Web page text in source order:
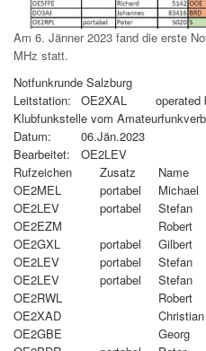
Am 6. Jänner 2023 fand die erste
MHz statt.
Notfunkrunde Salzburg
Leitstation:
OE2XAL operated
Klubfunkstelle vom
Datum:
06.Jän.2023
Bearbeitet:
OE2LEV
Rufzeichen
Zusatz Name
OE2MEL
portabel Michael
OE2LEV
portabel Stefan
OE2EZM
Robert
OE2GXL
portabel Gilbert
OE2LEV
portabel Stefan
OE2LEV
portabel Stefan
OE2RWL
Robert
OE2XAD
Christian
OE2GBE
Georg